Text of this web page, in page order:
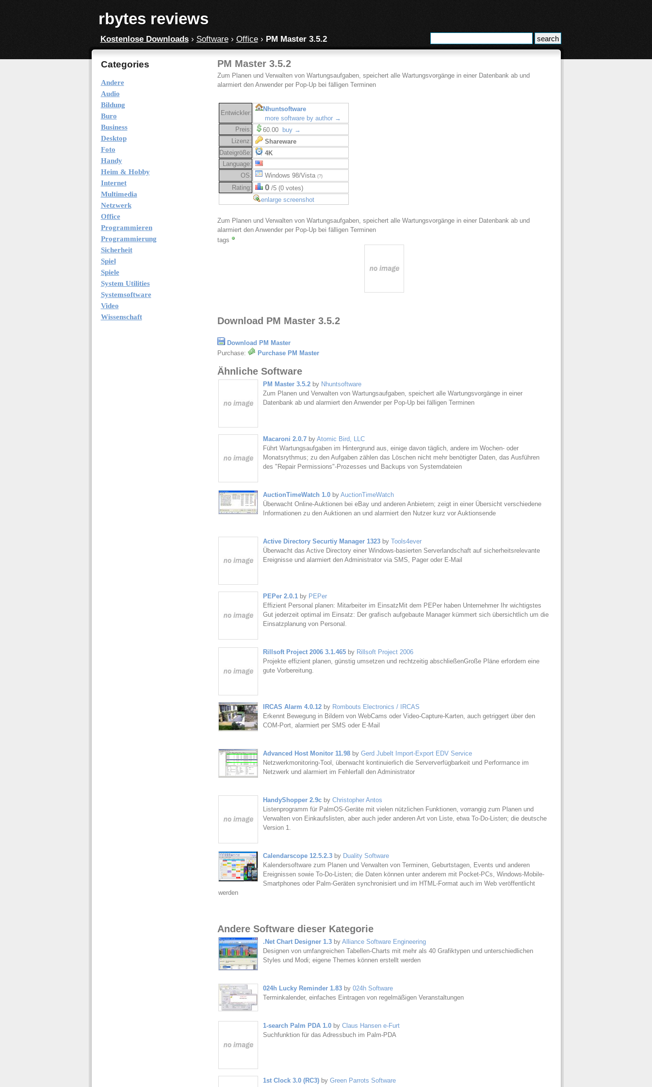
rbytes reviews
Kostenlose Downloads› Software› Office› PM Master 3.5.2
Categories
Andere
Audio
Bildung
Buro
Business
Desktop
Foto
Handy
Heim & Hobby
Internet
Multimedia
Netzwerk
Office
Programmieren
Programmierung
Sicherheit
Spiel
Spiele
System Utilities
Systemsoftware
Video
Wissenschaft
PM Master 3.5.2
Zum Planen und Verwalten von Wartungsaufgaben, speichert alle Wartungsvorgänge in einer Datenbank ab und
alarmiert den Anwender per Pop-Up bei fälligen Terminen
Entwickler:
Nhuntsoftware
more software by author →
Preis:
60.00
buy →
Lizenz:
Shareware
Dateigröße:
4K
Language:
OS:
Windows 98/Vista (?)
Rating: 0/5 (0 votes)
enlarge screenshot
Zum Planen und Verwalten von Wartungsaufgaben, speichert alle Wartungsvorgänge in einer Datenbank ab und
alarmiert den Anwender per Pop-Up bei fälligen Terminen
tags
Download PM Master 3.5.2
Download PM Master
Purchase:
Purchase PM Master
Ähnliche Software
PM Master 3.5.2by Nhuntsoftware
Zum Planen und Verwalten von Wartungsaufgaben, speichert alle Wartungsvorgänge in einer
Datenbank ab und alarmiert den Anwender per Pop-Up bei fälligen Terminen
Macaroni 2.0.7by Atomic Bird, LLC
Führt Wartungsaufgaben im Hintergrund aus, einige davon täglich, andere im Wochen- oder
Monatsrythmus; zu den Aufgaben zählen das Löschen nicht mehr benötigter Daten, das Ausführen
des "Repair Permissions"-Prozesses und Backups von Systemdateien
AuctionTimeWatch 1.0by AuctionTimeWatch
Überwacht Online-Auktionen bei eBay und anderen Anbietern; zeigt in einer Übersicht verschiedene
Informationen zu den Auktionen an und alarmiert den Nutzer kurz vor Auktionsende
Active Directory Securtiy Manager 1323by Tools4ever
Überwacht das Active Directory einer Windows-basierten Serverlandschaft auf sicherheitsrelevante
Ereignisse und alarmiert den Administrator via SMS, Pager oder E-Mail
PEPer 2.0.1by PEPer
Effizient Personal planen: Mitarbeiter im EinsatzMit dem PEPer haben Unternehmer Ihr wichtigstes
Gut jederzeit optimal im Einsatz: Der grafisch aufgebaute Manager kümmert sich übersichtlich um die
Einsatzplanung von Personal.
Rillsoft Project 2006 3.1.465by Rillsoft Project 2006
Projekte effizient planen, günstig umsetzen und rechtzeitig abschließenGroße Pläne erfordern eine
gute Vorbereitung.
IRCAS Alarm 4.0.12by Rombouts Electronics / IRCAS
Erkennt Bewegung in Bildern von WebCams oder Video-Capture-Karten, auch getriggert über den
COM-Port, alarmiert per SMS oder E-Mail
Advanced Host Monitor 11.98by Gerd Jubelt Import-Export EDV Service
Netzwerkmonitoring-Tool, überwacht kontinuierlich die Serververfügbarkeit und Performance im
Netzwerk und alarmiert im Fehlerfall den Administrator
HandyShopper 2.9cby Christopher Antos
Listenprogramm für PalmOS-Geräte mit vielen nützlichen Funktionen, vorrangig zum Planen und
Verwalten von Einkaufslisten, aber auch jeder anderen Art von Liste, etwa To-Do-Listen; die deutsche
Version 1.
Calendarscope 12.5.2.3by Duality Software
Kalendersoftware zum Planen und Verwalten von Terminen, Geburtstagen, Events und anderen
Ereignissen sowie To-Do-Listen; die Daten können unter anderem mit Pocket-PCs, Windows-Mobile-
Smartphones oder Palm-Geräten synchronisiert und im HTML-Format auch im Web veröffentlicht
werden
Andere Software dieser Kategorie
.Net Chart Designer 1.3by Alliance Software Engineering
Designen von umfangreichen Tabellen-Charts mit mehr als 40 Grafiktypen und unterschiedlichen
Styles und Modi; eigene Themes können erstellt werden
024h Lucky Reminder 1.83by 024h Software
Terminkalender, einfaches Eintragen von regelmäßigen Veranstaltungen
1-search Palm PDA 1.0by Claus Hansen e-Furt
Suchfunktion für das Adressbuch im Palm-PDA
1st Clock 3.0 (RC3)by Green Parrots Software